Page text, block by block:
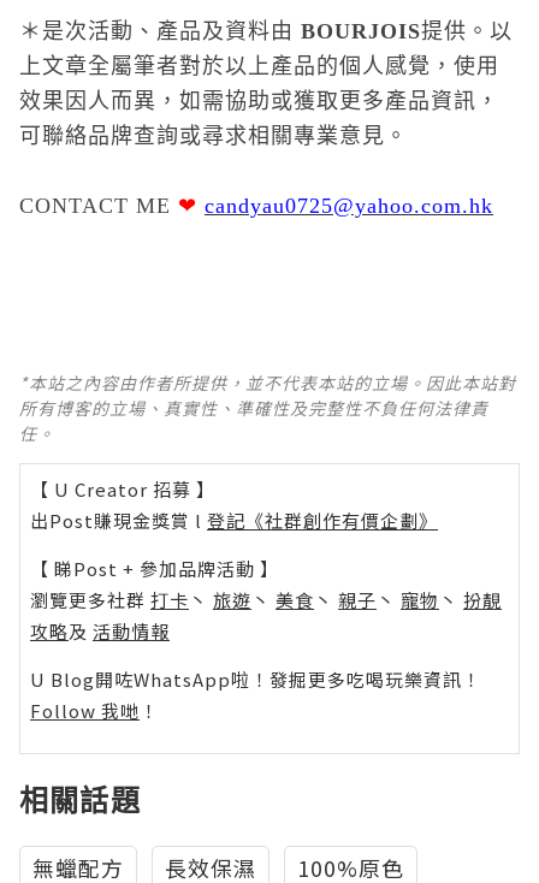
＊是次活動、產品及資料由 BOURJOIS提供。以
上文章全屬筆者對於以上產品的個人感覺，使用
效果因人而異，如需協助或獲取更多產品資訊，
可聯絡品牌查詢或尋求相關專業意見。
CONTACT ME ❤ candyau0725@yahoo.com.hk
*本站之內容由作者所提供，並不代表本站的立場。因此本站對
所有博客的立場、真實性、準確性及完整性不負任何法律責
任。
【 U Creator 招募 】
出Post賺現金獎賞 l 登記《社群創作有價企劃》
【 睇Post + 參加品牌活動 】
瀏覽更多社群 打卡 丶 旅遊 丶 美食 丶 親子 丶 寵物 丶 扮靚
攻略及 活動情報
U Blog開咗WhatsApp啦！發掘更多吃喝玩樂資訊！
Follow 我哋 ！
相關話題
無蠟配方 長效保濕 100%原色